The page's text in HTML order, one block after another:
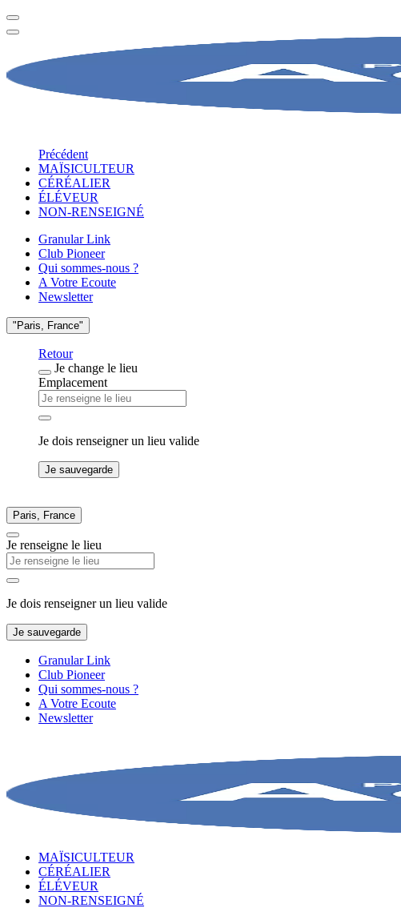
Précédent
MAÏSICULTEUR
CÉRÉALIER
ÉLÉVEUR
NON-RENSEIGNÉ
Granular Link
Club Pioneer
Qui sommes-nous ?
A Votre Ecoute
Newsletter
"Paris, France"
Retour
Je change le lieu
Emplacement
Je dois renseigner un lieu valide
Je sauvegarde
Paris, France
Je renseigne le lieu
Je dois renseigner un lieu valide
Je sauvegarde
Granular Link
Club Pioneer
Qui sommes-nous ?
A Votre Ecoute
Newsletter
MAÏSICULTEUR
CÉRÉALIER
ÉLÉVEUR
NON-RENSEIGNÉ